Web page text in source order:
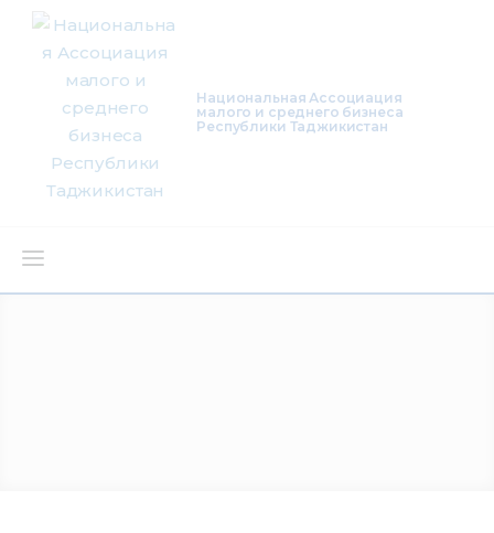
Национальная Ассоциация
малого и среднего бизнеса
Республики Таджикистан
О нас